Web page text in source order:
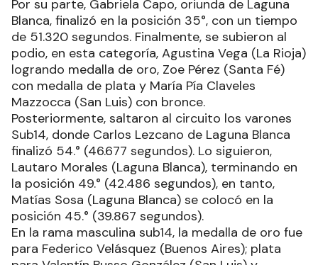
Por su parte, Gabriela Capo, oriunda de Laguna
Blanca, finalizó en la posición 35°, con un tiempo
de 51.320 segundos. Finalmente, se subieron al
podio, en esta categoría, Agustina Vega (La Rioja)
logrando medalla de oro, Zoe Pérez (Santa Fé)
con medalla de plata y María Pía Claveles
Mazzocca (San Luis) con bronce.
Posteriormente, saltaron al circuito los varones
Sub14, donde Carlos Lezcano de Laguna Blanca
finalizó 54.° (46.677 segundos). Lo siguieron,
Lautaro Morales (Laguna Blanca), terminando en
la posición 49.° (42.486 segundos), en tanto,
Matías Sosa (Laguna Blanca) se colocó en la
posición 45.° (39.867 segundos).
En la rama masculina sub14, la medalla de oro fue
para Federico Velásquez (Buenos Aires); plata